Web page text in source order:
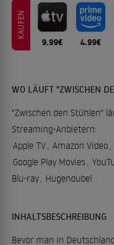
KAUFEN
9.99€ 4.99€
WO LÄUFT "ZWISCHEN
"Zwischen den Stühlen"
Streaming-Anbietern:
Apple TV Amazon Video
Google Play Movies
Blu-ray Hugendubel
INHALTSBESCHREIBUNG
Bevor man in